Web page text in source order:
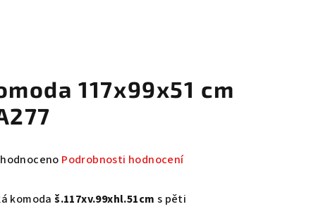
117x99x51 cm
Podrobnosti hodnocení
komodaš.117xv.99xhl.51cm s pěti